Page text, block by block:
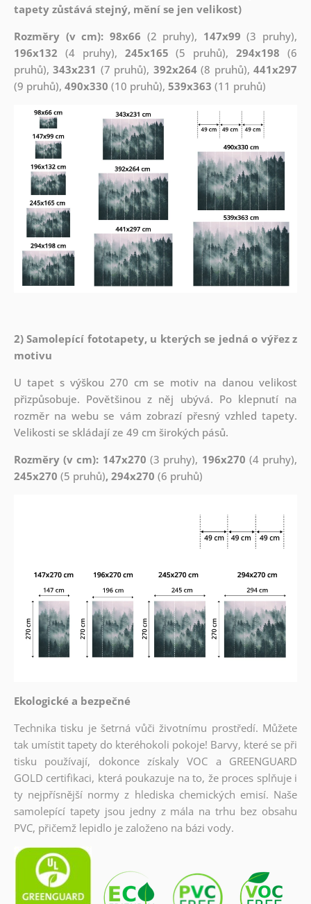
tapety zůstává stejný, mění se jen velikost)
Rozměry (v cm): 98x66 (2 pruhy), 147x99 (3 pruhy),
196x132 (4 pruhy), 245x165 (5 pruhů),294x198 (6
pruhů),343x231 (7 pruhů), 392x264(8 pruhů),441x297
(9 pruhů), 490x330 (10 pruhů), 539x363 (11 pruhů)
2) Samolepící fototapety, u kterých se jedná o výřez z
motivu
U tapet s výškou 270 cm se motiv na danou velikost
přizpůsobuje. Povětšinou z něj ubývá. Po klepnutí na
rozměr na webu se vám zobrazí přesný vzhled tapety.
Velikosti se skládají ze 49 cm širokých pásů.
Rozměry (v cm): 147x270 (3 pruhy), 196x270 (4 pruhy),
245x270 (5 pruhů), 294x270 (6 pruhů)
Ekologické a bezpečné
Technika tisku je šetrná vůči životnímu prostředí. Můžete
tak umístit tapety do kteréhokoli pokoje! Barvy, které se při
tisku používají, dokonce získaly VOC a GREENGUARD
GOLD certifikaci, která poukazuje na to, že proces splňuje i
ty nejpřísnější normy z hlediska chemických emisí. Naše
samolepící tapety jsou jedny z mála na trhu bez obsahu
PVC, přičemž lepidlo je založeno na bázi vody.